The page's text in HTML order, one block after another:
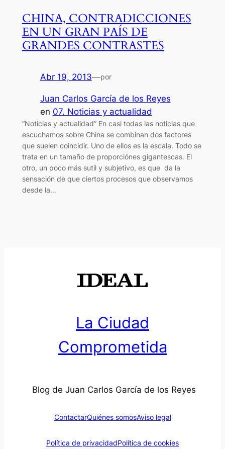
CHINA, CONTRADICCIONES
EN UN GRAN PAÍS DE
GRANDES CONTRASTES
Abr 19, 2013—por
Juan Carlos García de los Reyes
en 07. Noticias y actualidad
“Noticias y actualidad” En casi todas las noticias que
escuchamos sobre China se combinan dos factores
que suelen coincidir. Uno de ellos es la escala. Todo se
trata en un tamaño de proporciónes gigantescas. El
otro, un poco más sutil y subjetivo, es que da la
sensación de que ciertos procesos que observamos
desde la…
La Ciudad
Comprometida
Blog de Juan Carlos García de los Reyes
ContactarQuiénes somosAviso legal
Política de privacidadPolítica de cookies